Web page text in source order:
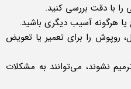
با دقت بررسی کنید.
یا هرگونه آسیب دیگری باشید.
روپوش را برای تعمیر یا تعویض
نشوند، می‌توانند به مشکلات